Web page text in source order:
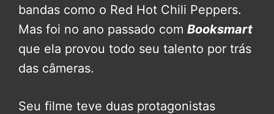
bandas como o Red Hot Chili Peppers.
Mas foi no ano passado com Booksmart
que ela provou todo seu talento por trás
das câmeras.
Seu filme teve duas protagonistas